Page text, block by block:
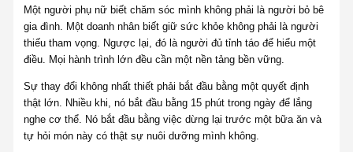
Một người phụ nữ biết chăm sóc mình không phải là người bỏ bê
gia đình. Một doanh nhân biết giữ sức khỏe không phải là người
thiếu tham vọng. Ngược lại, đó là người đủ tỉnh táo để hiểu một
điều. Mọi hành trình lớn đều cần một nền tảng bền vững.
Sự thay đổi không nhất thiết phải bắt đầu bằng một quyết định
thật lớn. Nhiều khi, nó bắt đầu bằng 15 phút trong ngày để lắng
nghe cơ thể. Nó bắt đầu bằng việc dừng lại trước một bữa ăn và
tự hỏi món này có thật sự nuôi dưỡng mình không.